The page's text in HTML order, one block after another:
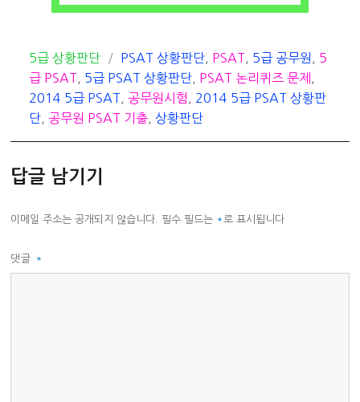
카
테
고
리
5급 상황판단
태
그
PSAT 상황판단, PSAT 5급 공무원
5
급 PSAT
5급 PSAT 상황판단 PSAT 논리퀴즈 문제
2014 5급 PSAT
공무원시험
2014 5급 PSAT 상황판
단
공무원 PSAT 기출 ,상황판단
답글 남기기
이메일 주소는 공개되지 않습니다. 필수 필드는 * 로 표시됩니다
댓글 *